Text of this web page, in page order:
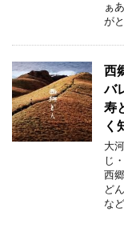
ぁ
が
西
バ
寿
く
大
じ
西
ど
な